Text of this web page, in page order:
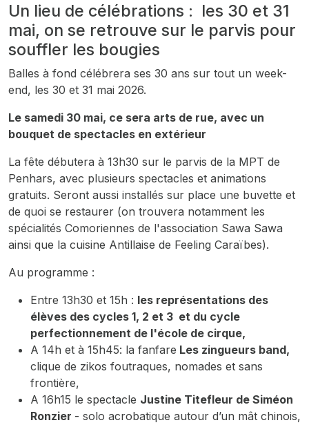
Un lieu de célébrations : les 30 et 31
mai, on se retrouve sur le parvis pour
souffler les bougies
Balles à fond célébrera ses 30 ans sur tout un week-
end, les 30 et 31 mai 2026.
Le samedi 30 mai, ce sera arts de rue, avec un
bouquet de spectacles en extérieur
La fête débutera à 13h30 sur le parvis de la MPT de
Penhars, avec plusieurs spectacles et animations
gratuits. Seront aussi installés sur place une buvette et
de quoi se restaurer (on trouvera notamment les
spécialités Comoriennes de l'association Sawa Sawa
ainsi que la cuisine Antillaise de Feeling Caraïbes).
Au programme :
Entre 13h30 et 15h : les représentations des
élèves des cycles 1, 2 et 3 et du cycle
perfectionnement de l'école de cirque,
A 14h et à 15h45: la fanfare Les zingueurs band,
clique de zikos foutraques, nomades et sans
frontière,
A 16h15 le spectacle Justine Titefleur de Siméon
Ronzier - solo acrobatique autour d’un mât chinois,